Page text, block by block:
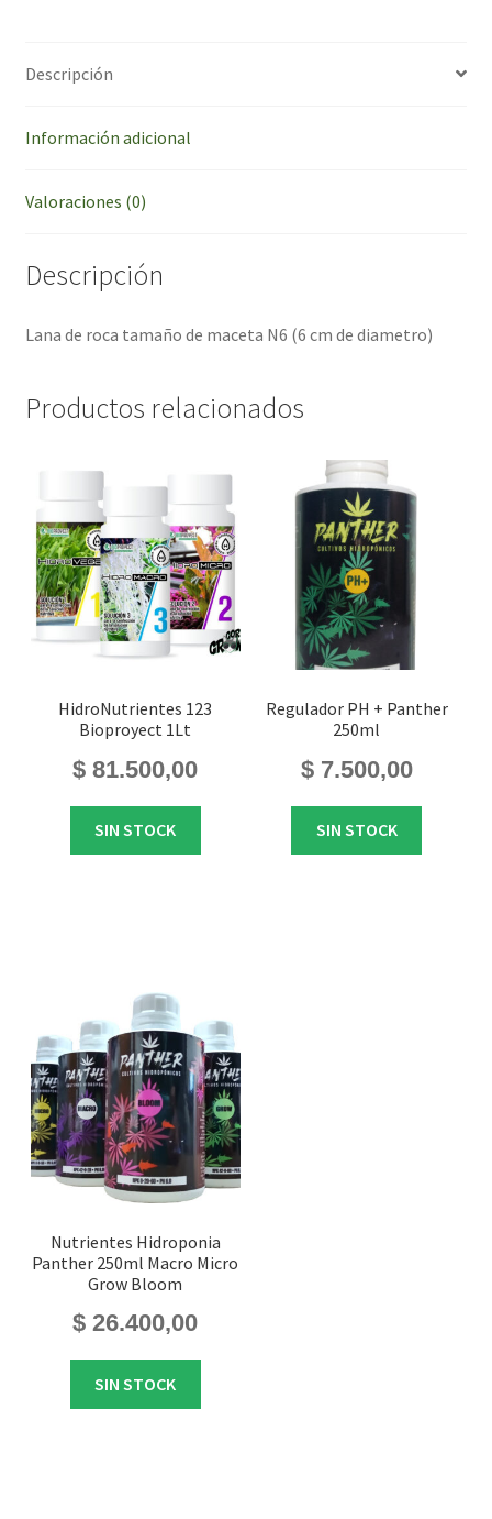
Descripción
Información adicional
Valoraciones (0)
Descripción
Lana de roca tamaño de maceta N6 (6 cm de diametro)
Productos relacionados
HidroNutrientes 123
Bioproyect 1Lt
$ 81.500,00
SIN STOCK
Regulador PH + Panther
250ml
$7.500,00
SIN STOCK
Nutrientes Hidroponia
Panther 250ml Macro Micro
Grow Bloom
$ 26.400,00
SIN STOCK